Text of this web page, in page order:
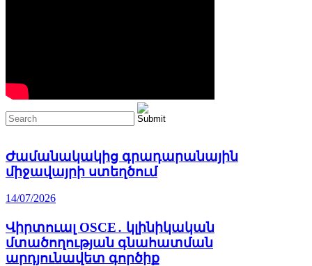
Ժամանակակից գրադարանային
միջավայրի ստեղծում
14/07/2026
Վիրտուալ OSCE․ կլինիկական
մտածողության գնահատման
արդյունավետ գործիք